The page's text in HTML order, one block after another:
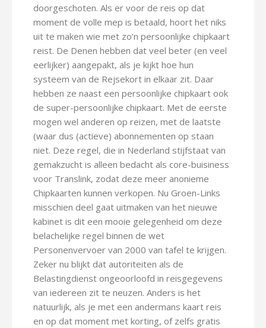
doorgeschoten. Als er voor de reis op dat
moment de volle mep is betaald, hoort het niks
uit te maken wie met zo’n persoonlijke chipkaart
reist. De Denen hebben dat veel beter (en veel
eerlijker) aangepakt, als je kijkt hoe hun
systeem van de Rejsekort in elkaar zit. Daar
hebben ze naast een persoonlijke chipkaart ook
de super-persoonlijke chipkaart. Met de eerste
mogen wel anderen op reizen, met de laatste
(waar dus (actieve) abonnementen op staan
niet. Deze regel, die in Nederland stijfstaat van
gemakzucht is alleen bedacht als core-buisiness
voor Translink, zodat deze meer anonieme
Chipkaarten kunnen verkopen. Nu Groen-Links
misschien deel gaat uitmaken van het nieuwe
kabinet is dit een mooie gelegenheid om deze
belachelijke regel binnen de wet
Personenvervoer van 2000 van tafel te krijgen.
Zeker nu blijkt dat autoriteiten als de
Belastingdienst ongeoorloofd in reisgegevens
van iedereen zit te neuzen. Anders is het
natuurlijk, als je met een andermans kaart reis
en op dat moment met korting, of zelfs gratis